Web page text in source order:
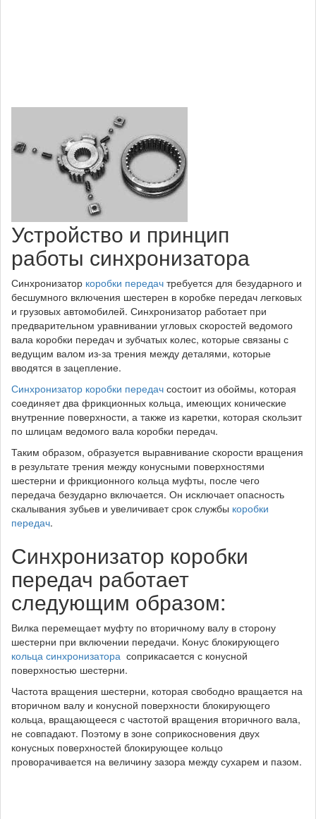
Устройство и принцип
работы синхронизатора
Синхронизатор коробки передач требуется для безударного и
бесшумного включения шестерен в коробке передач легковых
и грузовых автомобилей. Синхронизатор работает при
предварительном уравнивании угловых скоростей ведомого
вала коробки передач и зубчатых колес, которые связаны с
ведущим валом из-за трения между деталями, которые
вводятся в зацепление.
Синхронизатор коробки передач состоит из обоймы, которая
соединяет два фрикционных кольца, имеющих конические
внутренние поверхности, а также из каретки, которая скользит
по шлицам ведомого вала коробки передач.
Таким образом, образуется выравнивание скорости вращения
в результате трения между конусными поверхностями
шестерни и фрикционного кольца муфты, после чего
передача безударно включается. Он исключает опасность
скалывания зубьев и увеличивает срок службы коробки
передач.
Синхронизатор коробки
передач работает
следующим образом:
Вилка перемещает муфту по вторичному валу в сторону
шестерни при включении передачи. Конус блокирующего
кольца синхронизатора соприкасается с конусной
поверхностью шестерни.
Частота вращения шестерни, которая свободно вращается на
вторичном валу и конусной поверхности блокирующего
кольца, вращающееся с частотой вращения вторичного вала,
не совпадают. Поэтому в зоне соприкосновения двух
конусных поверхностей блокирующее кольцо
проворачивается на величину зазора между сухарем и пазом.